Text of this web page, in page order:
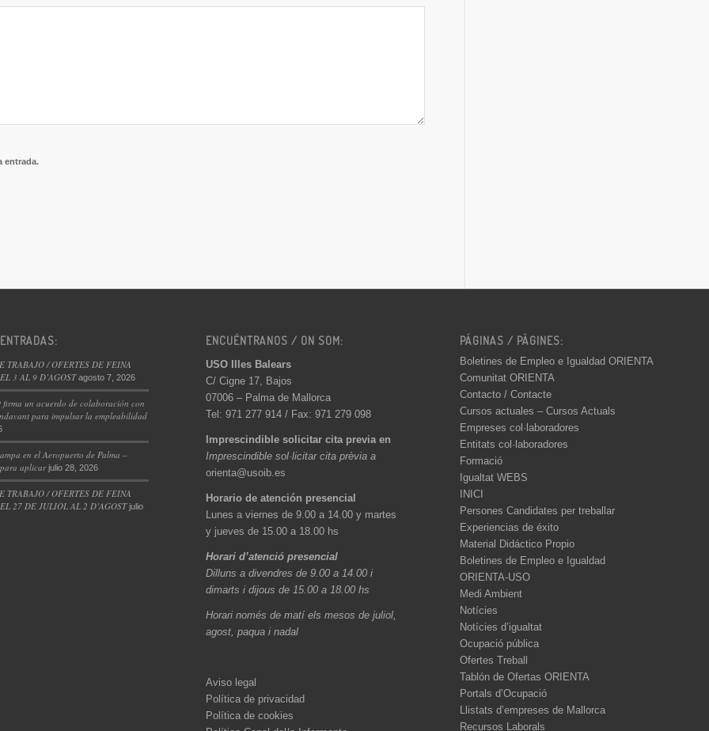
entrada.
TRABAJO / OFERTES DE FEINA
3 AL 9 D’AGOST agosto 7, 2026
firma un acuerdo de colaboración con
para impulsar la empleabilidad
en el Aeropuerto de Palma –
aplicar julio 28, 2026
TRABAJO / OFERTES DE FEINA
27 DE JULIOL AL 2 D’AGOST julio
ENCUÉNTRANOS / ON SOM:
USO Illes Balears
C/ Cigne 17, Bajos
07006 – Palma de Mallorca
Tel: 971 277 914 / Fax: 971 279 098
Imprescindible solicitar cita previa en
Imprescindible sol·licitar cita prèvia a
orienta@usoib.es
Horario de atención presencial
Lunes a viernes de 9.00 a 14.00 y martes
y jueves de 15.00 a 18.00 hs
Horari d’atenció presencial
Dilluns a divendres de 9.00 a 14.00 i
dimarts i dijous de 15.00 a 18.00 hs
Horari només de matí els mesos de juliol,
agost, paqua i nadal
Aviso legal
Política de privacidad
Política de cookies
PÁGINAS / PÀGINES:
Boletines de Empleo e Igualdad ORIENTA
Comunitat ORIENTA
Contacto / Contacte
Cursos actuales – Cursos Actuals
Empreses col·laboradores
Entitats col·laboradores
Formació
Igualtat WEBS
INICI
Persones Candidates per treballar
Experiencias de éxito
Material Didáctico Propio
Boletines de Empleo e Igualdad
ORIENTA-USO
Medi Ambient
Notícies
Notícies d’igualtat
Ocupació pública
Ofertes Treball
Tablón de Ofertas ORIENTA
Portals d’Ocupació
Llistats d’empreses de Mallorca
Recursos Laborals